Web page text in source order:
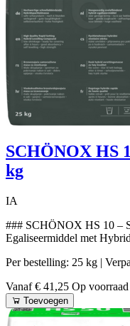
SCHÖNOX HS
kg
IA
### SCHÖNOX HS 10 –
Egaliseermiddel met
Per bestelling: 25 kg |
Vanaf € 41,25 Op voorraad
Toevoegen